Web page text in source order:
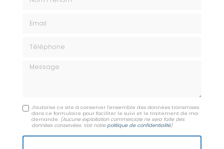
Message
J'autorise ce site à conserver l'ensemble des données transmises
dans ce formulaire pour faciliter le suivi et le traitement de ma
demande. (Aucune exploitation commerciale ne sera faite des
données conservées. Voir notrepolitique de confidentialité)